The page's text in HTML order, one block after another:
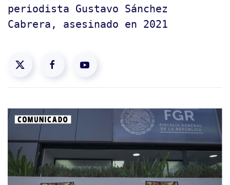
periodista Gustavo Sánchez
Cabrera, asesinado en 2021